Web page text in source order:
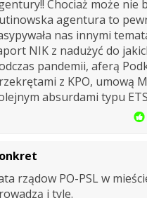
Chociaż może nie
agentura to
nas innymi
NIK z nadużyć do
pandemii, aferą
z KPO, umową
absurdami typu
rządow PO-PSL w
i tyle.